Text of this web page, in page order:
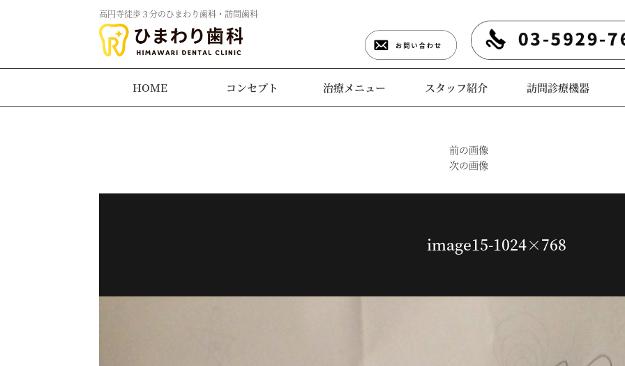
高円寺徒歩３分のひまわり歯科・訪問歯科
HOME コンセプト 治療メニュー スタッフ紹介 訪問診療機器
前の画像
次の画像
image15-1024×768